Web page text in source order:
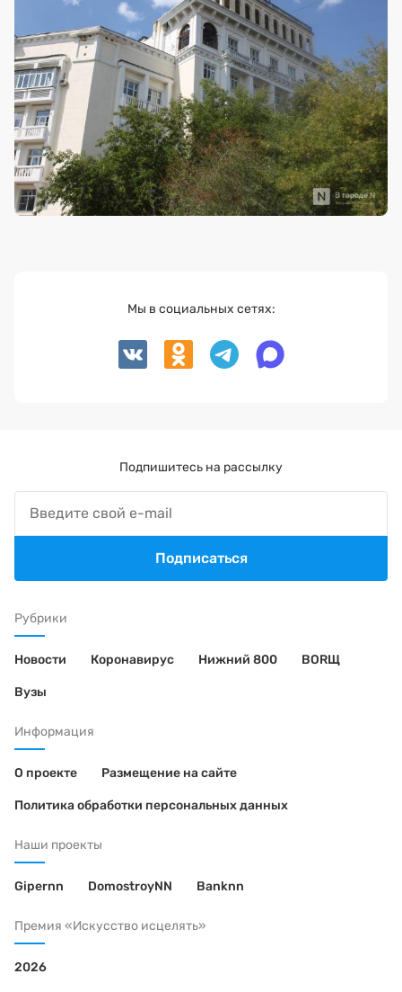
Рубрики
Новости Коронавирус Нижний 800 BORЩ
Вузы
Информация
О проекте Размещение на сайте
Политика обработки персональных данных
Наши проекты
Gipernn DomostroyNN Banknn
Премия «Искусство исцелять»
2026
Мы в социальных сетях:
Подпишитесь на рассылку
Подписаться